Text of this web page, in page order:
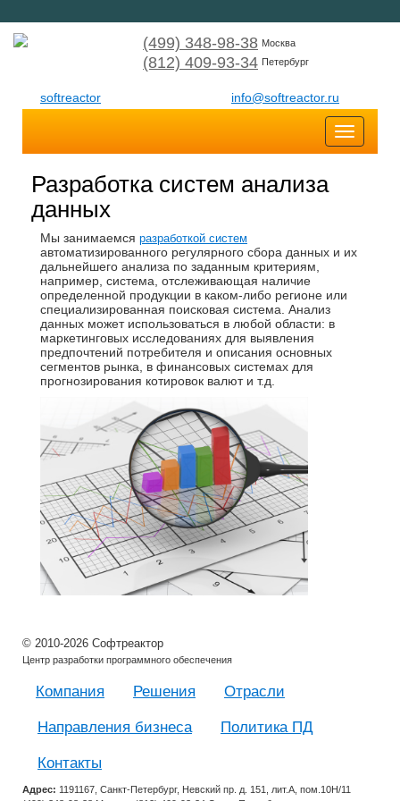
(499) 348-98-38 Москва
(812) 409-93-34 Петербург
softreactor info@softreactor.ru
Toggle
Разработка систем анализа
данных
Мы занимаемся разработкой систем
автоматизированного регулярного сбора данных и их
дальнейшего анализа по заданным критериям,
например, система, отслеживающая наличие
определенной продукции в каком-либо регионе или
специализированная поисковая система. Анализ
данных может использоваться в любой области: в
маркетинговых исследованиях для выявления
предпочтений потребителя и описания основных
сегментов рынка, в финансовых системах для
прогнозирования котировок валют и т.д.
© 2010-2026 Софтреактор
Центр разработки программного обеспечения
Компания Решения Отрасли
Направления бизнеса Политика ПД
Контакты
Адрес: 1191167, Санкт-Петербург, Невский пр. д. 151, лит.А, пом.10Н/11